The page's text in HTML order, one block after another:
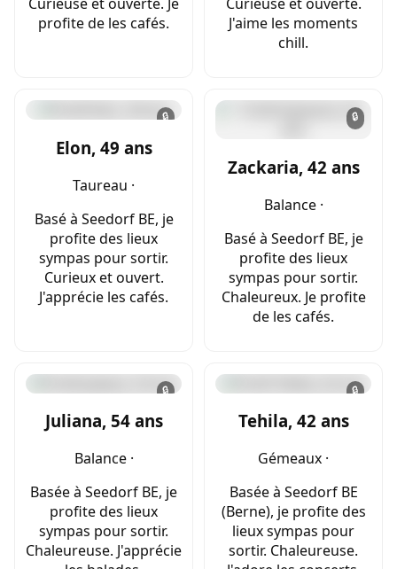
profite de les cafés.
J'aime les moments
chill.
🔒
Elon, 49 ans
Taureau ·
Basé à Seedorf BE, je
profite des lieux
sympas pour sortir.
Curieux et ouvert.
J'apprécie les cafés.
🔒
Zackaria, 42 ans
Balance ·
Basé à Seedorf BE, je
profite des lieux
sympas pour sortir.
Chaleureux. Je profite
de les cafés.
🔒
Juliana, 54 ans
Balance ·
Basée à Seedorf BE, je
profite des lieux
sympas pour sortir.
Chaleureuse. J'apprécie
🔒
Tehila, 42 ans
Gémeaux ·
Basée à Seedorf BE
(Berne), je profite des
lieux sympas pour
sortir. Chaleureuse.